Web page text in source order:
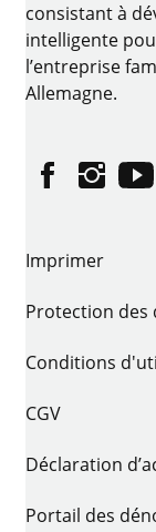
consistant à
intelligente
l’entreprise
Allemagne.
Facebook
Imprimer
Protection des
Conditions
CGV
Déclaration
Portail des